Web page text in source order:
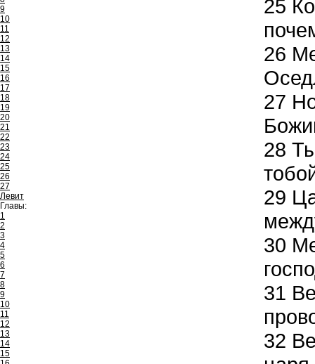
9
10
11
12
13
14
15
16
17
18
19
20
21
22
23
24
25
26
27
Левит
Главы:
1
2
3
4
5
6
7
8
9
10
11
12
13
14
15
25
26
27
28
29
30
31
32